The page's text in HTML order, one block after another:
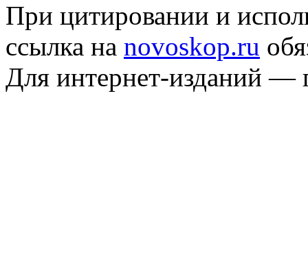
При цитировании и
ссылка на novoskop.ru
Для интернет-изданий —